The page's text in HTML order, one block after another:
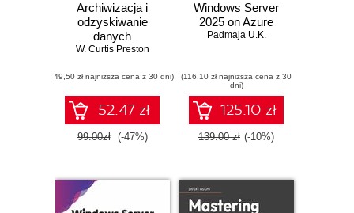
Archiwizacja i
odzyskiwanie
danych
W. Curtis Preston
(49,50 zł najniższa cena z 30 dni)
52.47 zł
99.00zł (-47%)
Windows Server
2025 on Azure
Padmaja U.K.
(116,10 zł najniższa cena z 30
dni)
125.10 zł
139.00 zł (-10%)